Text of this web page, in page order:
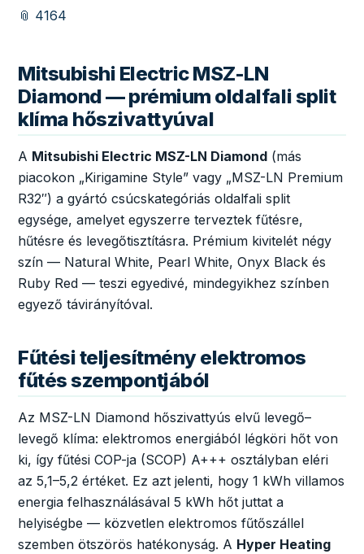
📎 4164
Mitsubishi Electric MSZ-LN
Diamond — prémium oldalfali split
klíma hőszivattyúval
A Mitsubishi Electric MSZ-LN Diamond (más
piacokon „Kirigamine Style” vagy „MSZ-LN Premium
R32″) a gyártó csúcskategóriás oldalfali split
egysége, amelyet egyszerre terveztek fűtésre,
hűtésre és levegőtisztításra. Prémium kivitelét négy
szín — Natural White, Pearl White, Onyx Black és
Ruby Red — teszi egyedivé, mindegyikhez színben
egyező távirányítóval.
Fűtési teljesítmény elektromos
fűtés szempontjából
Az MSZ-LN Diamond hőszivattyús elvű levegő–
levegő klíma: elektromos energiából légköri hőt von
ki, így fűtési COP-ja (SCOP) A+++ osztályban eléri
az 5,1–5,2 értéket. Ez azt jelenti, hogy 1 kWh villamos
energia felhasználásával 5 kWh hőt juttat a
helyiségbe — közvetlen elektromos fűtőszállel
szemben ötszörös hatékonyság. A Hyper Heating